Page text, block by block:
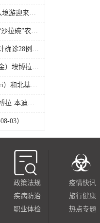
气候+政策双重加持云南暑期入境游迎来热潮
美国大规模环孢子虫病暴发，“沙拉碗”农业生产陷入低迷
瑞士巴塞尔军团病聚集暴发累计确诊28例含死亡病例
多国传染病监测动态：刚果（金）埃博拉确诊突破4000例
刚果民主共和国伊图里省（Ituri）和北基伍省（Nord-Kivu）的埃博拉·本迪布乔病毒病（2026-08-04）
刚果民主共和国和乌干达的埃博拉·本迪布乔病毒病（2026-08-04）
03）
政策法规
疾病防治
职业体检
疫情快讯
旅行健康
热点专题